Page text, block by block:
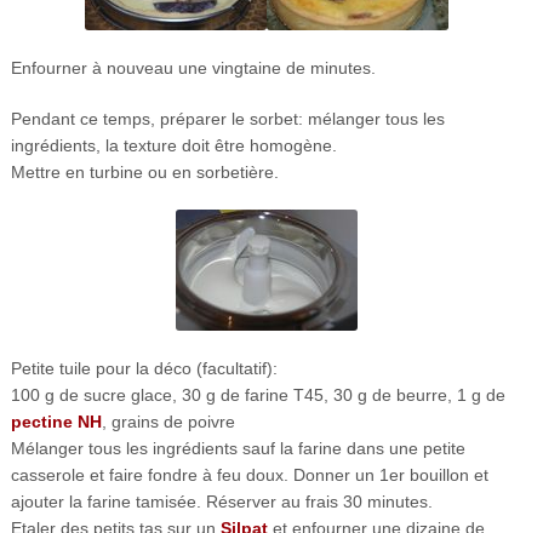
Enfourner à nouveau une vingtaine de minutes.
Pendant ce temps, préparer le sorbet: mélanger tous les
ingrédients, la texture doit être homogène.
Mettre en turbine ou en sorbetière.
Petite tuile pour la déco (facultatif):
100 g de sucre glace, 30 g de farine T45, 30 g de beurre, 1 g de
pectine NH, grains de poivre
Mélanger tous les ingrédients sauf la farine dans une petite
casserole et faire fondre à feu doux. Donner un 1er bouillon et
ajouter la farine tamisée. Réserver au frais 30 minutes.
Etaler des petits tas sur un Silpatet enfourner une dizaine de